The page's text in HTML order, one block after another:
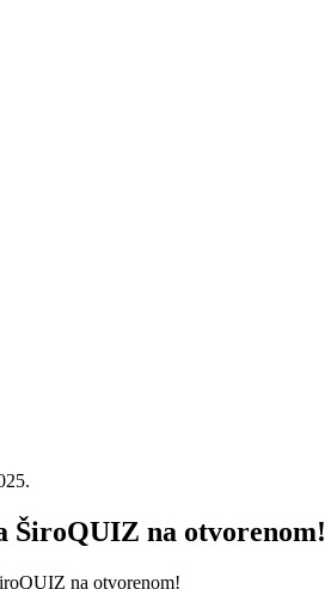
ŠiroQUIZ na otvorenom!